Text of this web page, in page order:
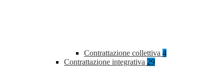
Contrattazione collettiva 4
Contrattazione integrativa 29